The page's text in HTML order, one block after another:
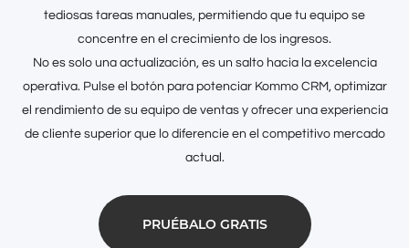
tediosas tareas manuales, permitiendo que tu equipo se
concentre en el crecimiento de los ingresos.
No es solo una actualización, es un salto hacia la excelencia
operativa. Pulse el botón para potenciar Kommo CRM, optimizar
el rendimiento de su equipo de ventas y ofrecer una experiencia
de cliente superior que lo diferencie en el competitivo mercado
actual.
PRUÉBALO GRATIS